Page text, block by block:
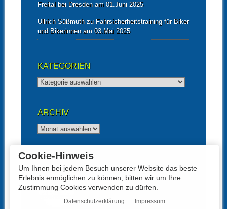
Freital bei Dresden am 01.Juni 2025
Ullrich Süßmuthzu Fahrsicherheitstraining für Biker
und Bikerinnen am 03.Mai 2025
KATEGORIEN
Kategorien
ARCHIV
Archiv
UNTERSTÜTZT VON
Cookie-Hinweis
Um Ihnen bei jedem Besuch unserer Website das beste
Erlebnis ermöglichen zu können, bitten wir um Ihre
Zustimmung Cookies verwenden zu dürfen.
Datenschutzerklärung Impressum